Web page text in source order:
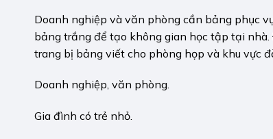
Doanh nghiệp và văn phòng cần bảng phục
bảng trắng để tạo không gian học tập tại nhà.
trang bị bảng viết cho phòng họp và khu vực
Doanh nghiệp, văn phòng.
Gia đình có trẻ nhỏ.